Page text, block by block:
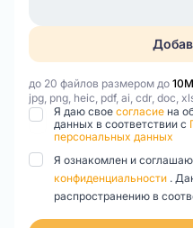
до 20 файлов размером до
jpg, png, heic, pdf, ai, cdr, doc,
Я даю свое согласие на
данных в соответствии с
персональных данных
Я ознакомлен и
конфиденциальности .
распространению в